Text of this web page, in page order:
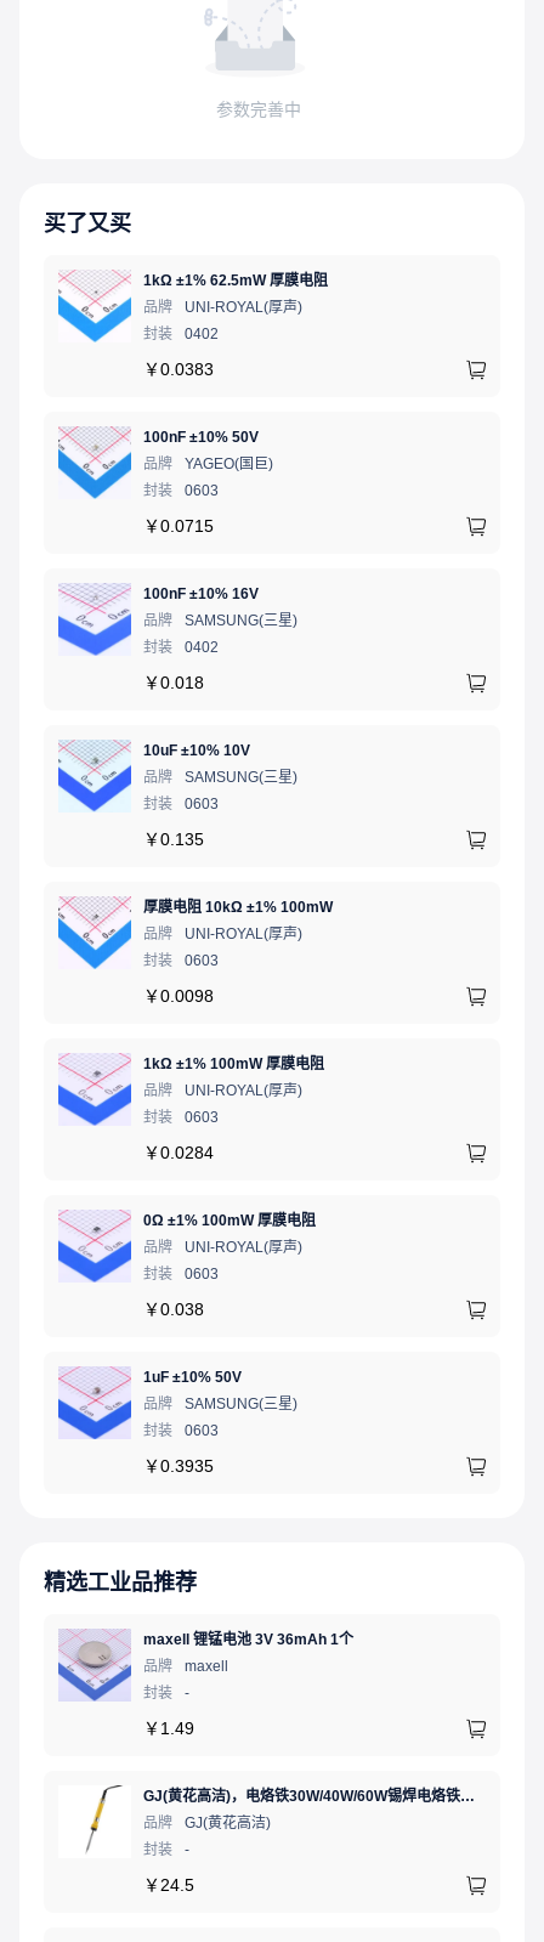
参数完善中
买了又买
1kΩ ±1% 62.5mW 厚膜电阻
品牌
UNI-ROYAL(厚声)
封装
0402
￥0.0383
100nF ±10% 50V
品牌
YAGEO(国巨)
封装
0603
￥0.0715
100nF ±10% 16V
品牌
SAMSUNG(三星)
封装
0402
￥0.018
10uF ±10% 10V
品牌
SAMSUNG(三星)
封装
0603
￥0.135
厚膜电阻 10kΩ ±1% 100mW
品牌
UNI-ROYAL(厚声)
封装
0603
￥0.0098
1kΩ ±1% 100mW 厚膜电阻
品牌
UNI-ROYAL(厚声)
封装
0603
￥0.0284
0Ω ±1% 100mW 厚膜电阻
品牌
UNI-ROYAL(厚声)
封装
0603
￥0.038
1uF ±10% 50V
品牌
SAMSUNG(三星)
封装
0603
￥0.3935
精选工业品推荐
maxell 锂锰电池 3V 36mAh 1个
品牌
maxell
封装
-
￥ 1.49
GJ(黄花高洁)，电烙铁30W/40W/60W锡焊电烙铁焊接工具电焊笔手机电子维修（内热35W），NO.435(35W)
品牌
GJ(黄花高洁)
封装
-
￥ 24.5